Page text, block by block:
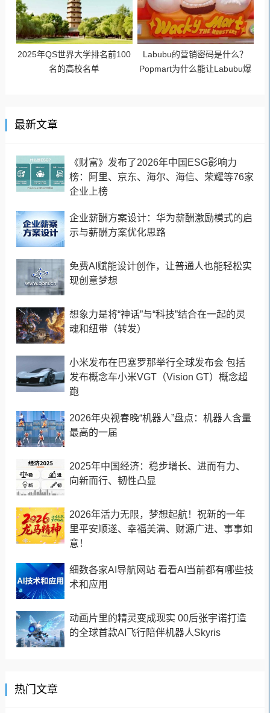
2025年QS世界大学排名前100
名的高校名单
Labubu的营销密码是什么？
Popmart为什么能让Labubu爆
最新文章
《财富》发布了2026年中国ESG影响力
榜：阿里、京东、海尔、海信、荣耀等76家
企业上榜
企业薪酬方案设计：华为薪酬激励模式的启
示与薪酬方案优化思路
免费AI赋能设计创作，让普通人也能轻松实
现创意梦想
想象力是将“神话”与“科技”结合在一起的灵
魂和纽带（转发）
小米发布在巴塞罗那举行全球发布会 包括
发布概念车小米VGT（Vision GT）概念超
跑
2026年央视春晚“机器人”盘点：机器人含量
最高的一届
2025年中国经济：稳步增长、进而有力、
向新而行、韧性凸显
2026年活力无限，梦想起航！祝新的一年
里平安顺遂、幸福美满、财源广进、事事如
意！
细数各家AI导航网站 看看AI当前都有哪些技
术和应用
动画片里的精灵变成现实 00后张宇诺打造
的全球首款AI飞行陪伴机器人Skyris
热门文章